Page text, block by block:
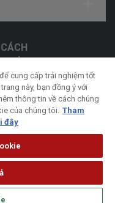
sách bảo
Nhân thọ Generali
cung cấp trải nghiệm tốt
này, bạn đồng ý với
thông tin về cách chúng
của chúng tôi. Tham
đây